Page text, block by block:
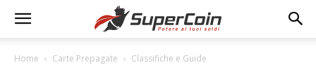
Home Carte Prepagate Classifiche e Guide